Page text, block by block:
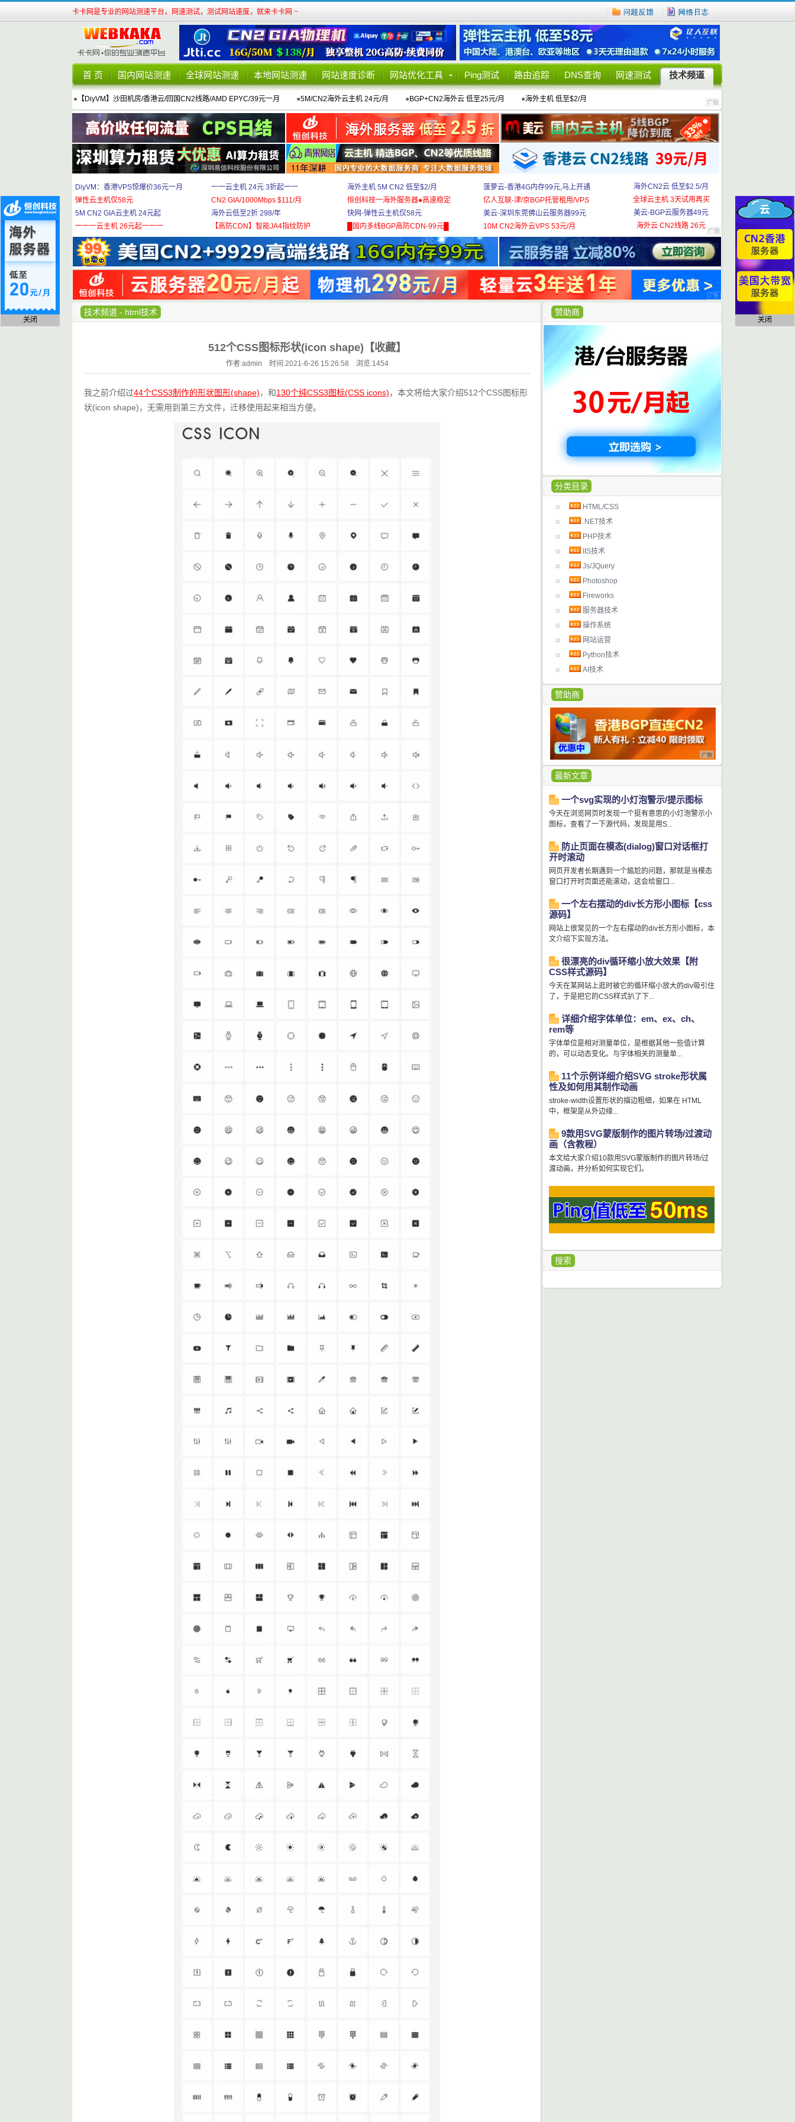
卡卡网是专业的网站测速平台，网速测试，测试网站速度，就来卡卡网 ~
首 页 国内网站测速 全球网站测速 本地网站测速 网站速度诊断 网站优化工具 Ping测试 路由追踪 DNS查询 网速测试 技术频道
● 【DiyVM】沙田机房/香港云/回国CN2线路/AMD EPYC/39元一月 ●5M/CN2海外云主机 24元/月 ●BGP+CN2海外云 低至25元/月 ●海外主机 低至$2/月
DiyVM：香港VPS惊爆价36元一月
弹性云主机仅58元
5M CN2 GIA云主机 24元起
一一一云主机 26元起一一一
一一云主机 24元 3折起一一
CN2 GIA/1000Mbps $111/月
海外云低至2折 298/年
【高防CDN】智能JA4指纹防护
海外主机 5M CN2 低至$2/月
恒创科技一海外服务器●高速稳定
快网-弹性云主机仅58元
█国内多线BGP高防CDN-99元█
菠萝云-香港4G内存99元,马上开通
亿人互联-津/京BGP托管租用/VPS
美云-深圳东莞佛山云服务器99元
10M CN2海外云VPS 53元/月
海外CN2云 低至$2.5/月
全球云主机 3天试用再买
美云-BGP云服务器49元
海外云 CN2线路 26元
赞助商
分类目录
HTML/CSS
.NET技术
PHP技术
IIS技术
Js/JQuery
Photoshop
Fireworks
服务器技术
操作系统
网站运营
Python技术
AI技术
赞助商
最新文章
一个svg实现的小灯泡警示/提示图标
今天在浏览网页时发现一个挺有意思的小灯泡警示小
图标，查看了一下源代码，发现是用S...
防止页面在模态(dialog)窗口对话框打
开时滚动
网页开发者长期遇到一个尴尬的问题，那就是当模态
窗口打开时页面还能滚动，这会给窗口...
一个左右摆动的div长方形小图标【css
源码】
网站上很常见的一个左右摆动的div长方形小图标，本
文介绍下实现方法。
很漂亮的div循环缩小放大效果【附
CSS样式源码】
今天在某网站上逛时被它的循环缩小放大的div吸引住
了，于是把它的CSS样式扒了下...
详细介绍字体单位：em、ex、ch、
rem等
字体单位是相对测量单位，是根据其他一些值计算
的，可以动态变化。与字体相关的测量单...
11个示例详细介绍SVG stroke形状属
性及如何用其制作动画
stroke-width设置形状的描边粗细，如果在 HTML
中，框架是从外边缘...
9款用SVG蒙版制作的图片转场/过渡动
画（含教程）
本文给大家介绍10款用SVG蒙版制作的图片转场/过
渡动画，并分析如何实现它们。
搜索
技术频道 - html技术
512个CSS图标形状(icon shape)【收藏】
作者:admin 时间:2021-6-26 15:26:58 浏览:1454
我之前介绍过44个CSS3制作的形状图形(shape)，和130个纯CSS3图标(CSS icons)，本文将给大家介绍512个CSS图标形
状(icon shape)，无需用到第三方文件，迁移使用起来相当方便。
关闭 关闭